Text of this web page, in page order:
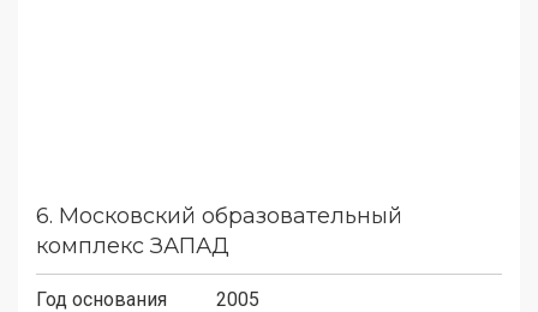
6. Московский образовательный
комплекс ЗАПАД
Год основания
2005